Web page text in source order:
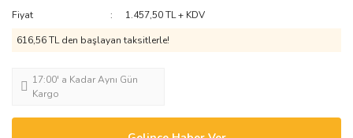
Fiyat
1.457,50 TL + KDV
616,56 TL den başlayan taksitlerle!
17:00' a Kadar Aynı Gün
Kargo